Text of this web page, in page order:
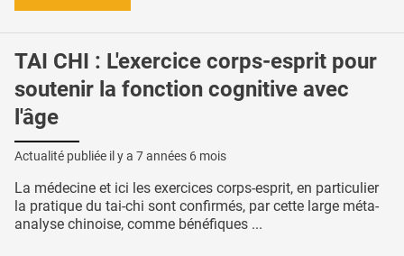
TAI CHI : L'exercice corps-esprit pour
soutenir la fonction cognitive avec
l'âge
Actualité publiée il y a 7 années 6 mois
La médecine et ici les exercices corps-esprit, en particulier
la pratique du tai-chi sont confirmés, par cette large méta-
analyse chinoise, comme bénéfiques ...